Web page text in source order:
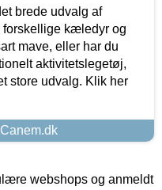
brede udvalg af
forskellige kæledyr og
mave, eller har du
aktivitetslegetøj,
store udvalg. Klik her
webshops og anmeldt